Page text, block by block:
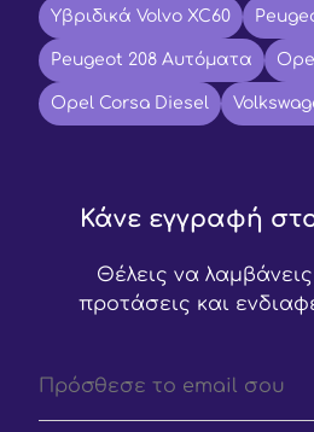
Υβριδικά Volvo XC60
Peugeot 208 Αυτόματα
Opel Corsa Diesel
Κάνε εγγραφή
Θέλεις να
προτάσεις και